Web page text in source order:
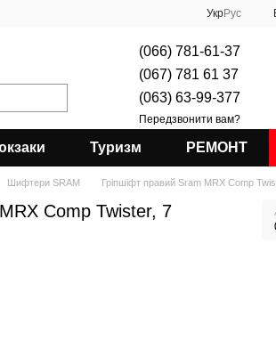
УкрРус
(066) 781-61-37
(067) 781 61 37
(063) 63-99-377
Передзвонити вам?
Туризм РЕМОНТ
Шифтери SRAM Гріпшіфт правий Sram MRX Comp
Comp Twister, 7